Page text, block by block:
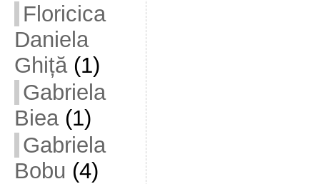
Floricica
Daniela
Ghiță(1)
Gabriela
Biea(1)
Gabriela
Bobu (4)